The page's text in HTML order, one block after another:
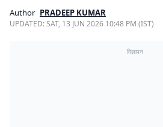
Author PRADEEP KUMAR
UPDATED:SAT, 13 JUN 2026 10:48 PM (IST)
विज्ञापन